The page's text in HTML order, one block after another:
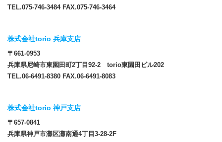
TEL.075-746-3484 FAX.075-746-3464
株式会社torio 兵庫支店
〒661-0953
兵庫県尼崎市東園田町2丁目92-2 torio東園田ビル202
TEL.06-6491-8380 FAX.06-6491-8083
株式会社torio 神戸支店
〒657-0841
兵庫県神戸市灘区灘南通4丁目3-28-2F